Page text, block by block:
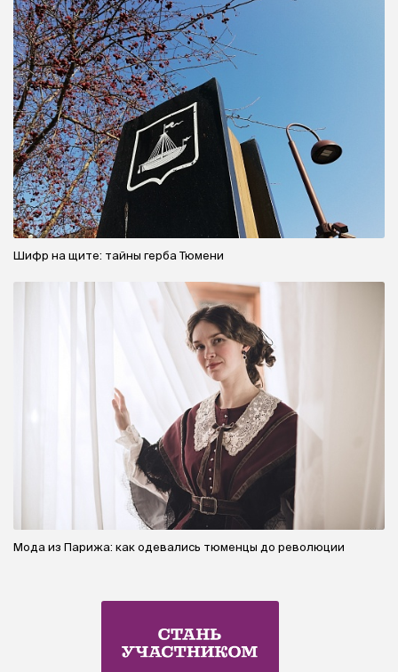
Шифр на щите: тайны герба Тюмени
Мода из Парижа: как одевались тюменцы до революции